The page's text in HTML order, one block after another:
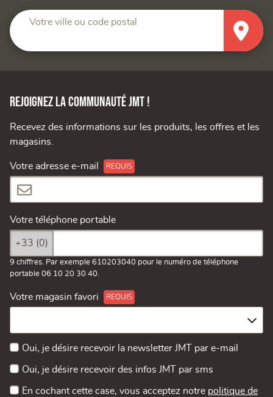
Votre ville ou code postal
Rejoignez la communauté JMT !
Recevez des informations sur les produits, les offres et les
magasins.
Votre adresse e-mail
Votre téléphone portable
+33 (0)
9 chiffres. Par exemple 610203040 pour le numéro de téléphone
portable 06 10 20 30 40.
Votre magasin favori
Oui, je désire recevoir la newsletter JMT par e-mail
Oui, je désire recevoir des infos JMT par sms
En cochant cette case, vous acceptez notre politique de